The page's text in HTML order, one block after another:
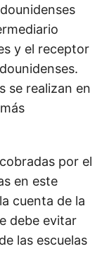
y el receptor
se realizan en
por el
en este
cuenta de la
debe evitar
las escuelas